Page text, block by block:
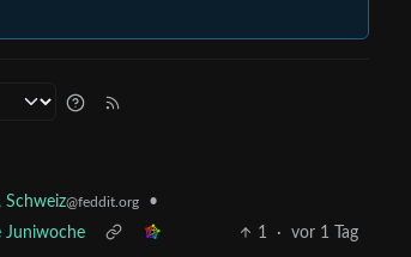
Schweiz@feddit.org
•
Juniwoche
1 · vor 1 Tag